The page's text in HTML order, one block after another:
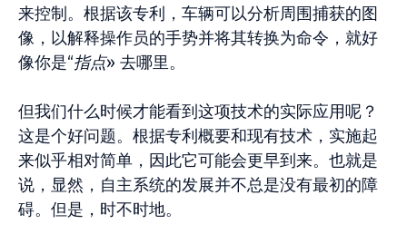
来控制。根据该专利，车辆可以分析周围捕获的图
像，以解释操作员的手势并将其转换为命令，就好
像你是“指点» 去哪里。
但我们什么时候才能看到这项技术的实际应用呢？
这是个好问题。根据专利概要和现有技术，实施起
来似乎相对简单，因此它可能会更早到来。也就是
说，显然，自主系统的发展并不总是没有最初的障
碍。但是，时不时地。